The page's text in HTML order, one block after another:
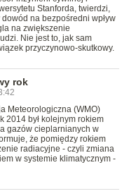
Stanforda, twierdzi,
na bezpośredni wpływ
na zwiększenie
Nie jest to, jak sam
przyczynowo-skutkowy.
rok
Meteorologiczna (WMO)
2014 był kolejnym rokiem
gazów cieplarnianych w
że pomiędzy rokiem
radiacyjne - czyli zmiana
w systemie klimatycznym -